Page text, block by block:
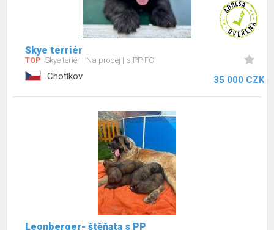
Skye terriér
TOP Skye teriér Na prodej s PP FCI
Chotíkov 35 000 CZK
Leonberger- štěňata s PP